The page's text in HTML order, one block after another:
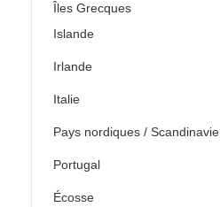
Îles Grecques
Islande
Irlande
Italie
Pays nordiques / Scandinavie
Portugal
Écosse